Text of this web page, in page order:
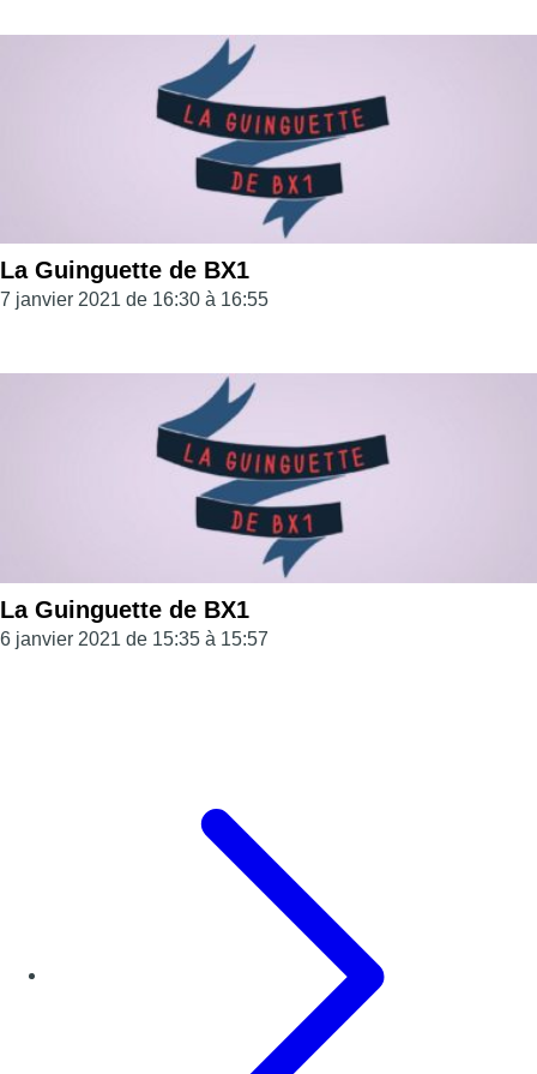
La Guinguette de BX1
7 janvier 2021 de 16:30 à 16:55
La Guinguette de BX1
6 janvier 2021 de 15:35 à 15:57